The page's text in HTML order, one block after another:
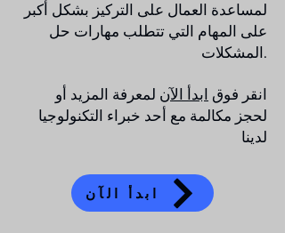
لمساعدة العمال على التركيز بشكل أكبر
على المهام التي تتطلب مهارات حل
المشكلات.
انقر فوق ابدأ الآن لمعرفة المزيد أو
لحجز مكالمة مع أحد خبراء التكنولوجيا
لدينا
ابدأ الآن